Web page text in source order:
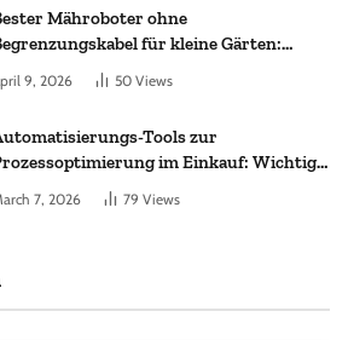
Mähroboter ohne
für kleine Gärten:
Worauf es bei 200 bis 500 m² wirklich
ankommt
9, 2026 50 Views
Tools zur
im Einkauf: Wichtige
Funktionen, auf die Sie achten sollten
7, 2026 79 Views